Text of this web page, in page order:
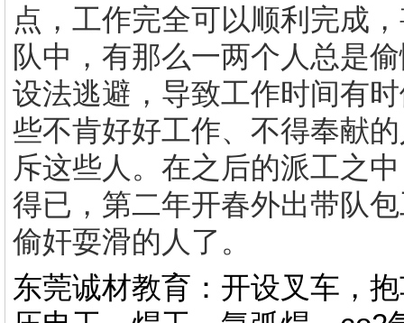
点，工作完全可以顺利完成
队中，有那么一两个人总是
设法逃避，导致工作时间有
些不肯好好工作、不得奉献
斥这些人。在之后的派工之
得已，第二年开春外出带队
偷奸耍滑的人了。
东莞诚材教育：开设叉车，